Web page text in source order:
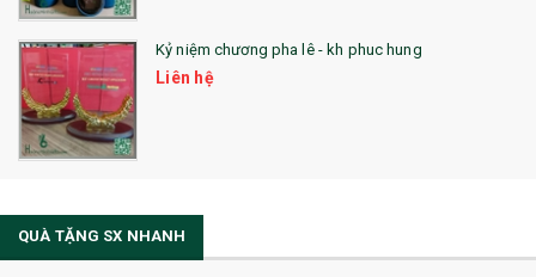
Kỷ niệm chương pha lê - kh phuc hung
Liên hệ
QUÀ TẶNG SX NHANH